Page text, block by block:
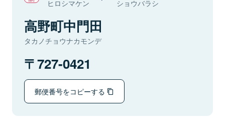
ヒロシマケン ショウバラシ
高野町中門田
タカノチョウナカモンデ
727-0421
郵便番号をコピーする